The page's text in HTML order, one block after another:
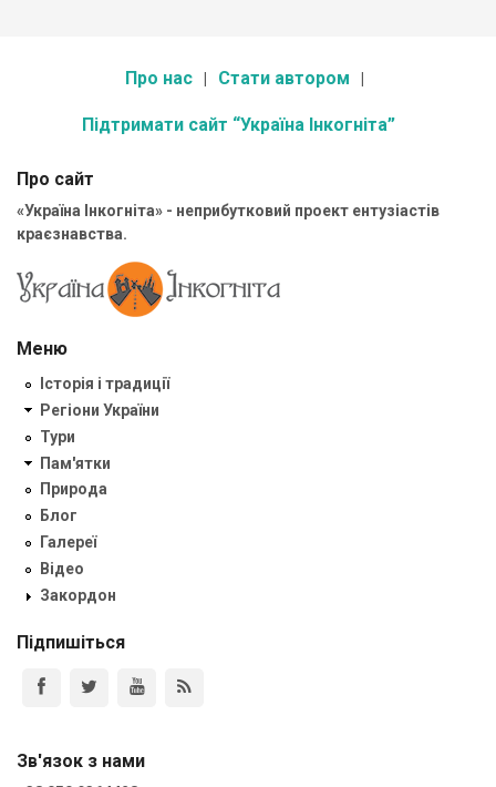
Про нас Стати автором
Підтримати сайт “Україна Інкогніта”
Про сайт
«Україна Інкогніта» - неприбутковий проект ентузіастів
краєзнавства.
Меню
Історія і традиції
Регіони України
Тури
Пам'ятки
Природа
Блог
Галереї
Відео
Закордон
Підпишіться
Зв'язок з нами